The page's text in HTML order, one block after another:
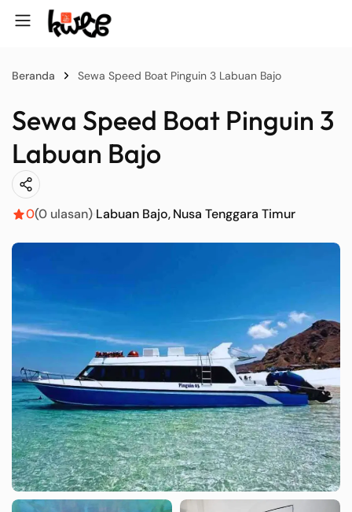
Beranda Sewa Speed Boat Pinguin 3 Labuan Bajo
Sewa Speed Boat Pinguin 3
Labuan Bajo
0(0 ulasan) Labuan Bajo Nusa Tenggara Timur